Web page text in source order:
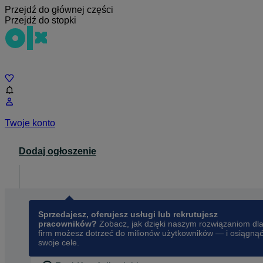
Przejdź do głównej części
Przejdź do stopki
Twoje konto
Dodaj ogłoszenie
Sprzedajesz, oferujesz usługi lub rekrutujesz
pracowników? Zobacz, jak dzięki naszym rozwiązaniom dla
firm możesz dotrzeć do milionów użytkowników — i osiągnąć
swoje cele.